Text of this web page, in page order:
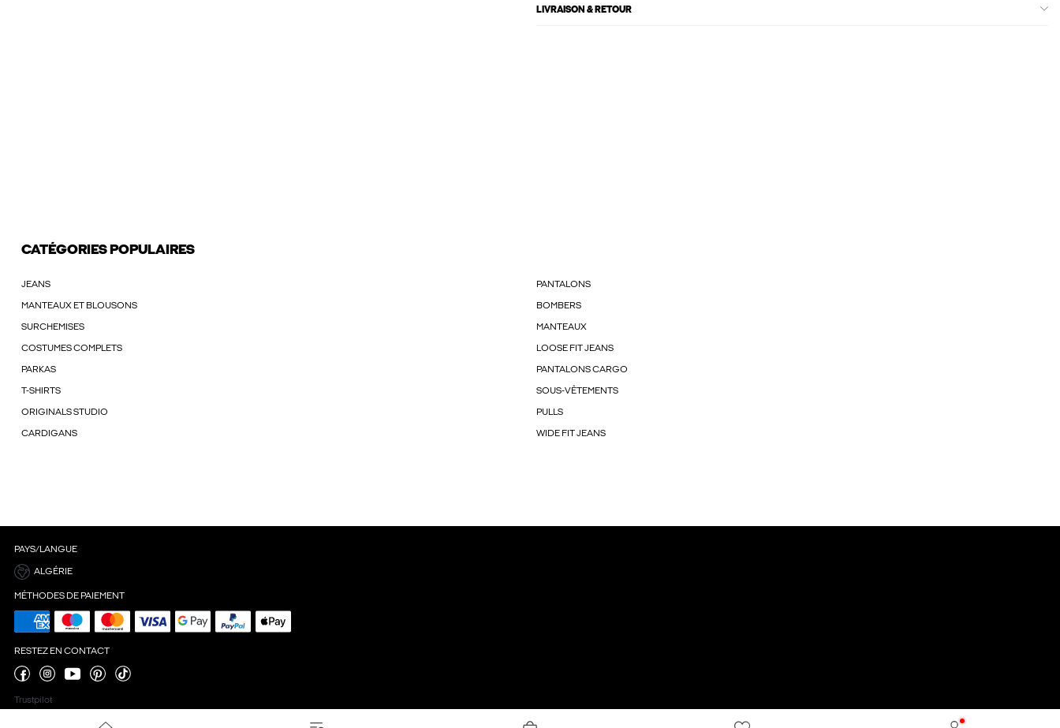
LIVRAISON & RETOUR
CATÉGORIES POPULAIRES
JEANS PANTALONS
MANTEAUX ET BLOUSONS BOMBERS
SURCHEMISES MANTEAUX
COSTUMES COMPLETS LOOSE FIT JEANS
PARKAS PANTALONS CARGO
T-SHIRTS SOUS-VÊTEMENTS
ORIGINALS STUDIO PULLS
CARDIGANS WIDE FIT JEANS
PAYS/LANGUE
ALGÉRIE
MÉTHODES DE PAIEMENT
RESTEZ EN CONTACT
Trustpilot